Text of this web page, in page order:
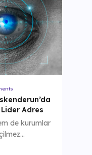
Adres
de kurumlar